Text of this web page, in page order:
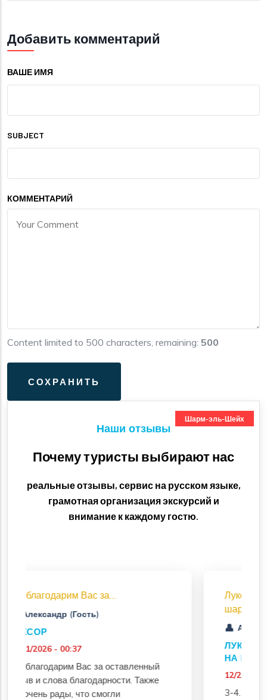
Добавить комментарий
ВАШЕ ИМЯ
SUBJECT
КОММЕНТАРИЙ
Content limited to 500 characters, remaining: 500
Шарм-эль-Шейх
Наши отзывы
Почему туристы выбирают нас
реальные отзывы, сервис на русском языке,
грамотная организация экскурсий и
внимание к каждому гостю.
Также
Луксор 2 дня + полет на воздушном
ЛУКСОР НА 2 ДНЯ С ПОЛЁТОМ
12/26/2025 - 05:07
3-4.12 начну с того, что своё